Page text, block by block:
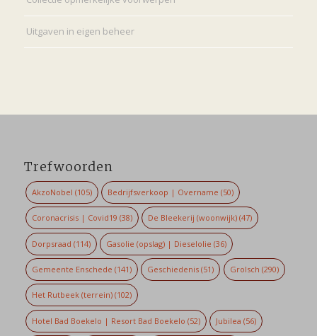
Uitgaven in eigen beheer
Trefwoorden
AkzoNobel (105) Bedrijfsverkoop | Overname (50)
Coronacrisis | Covid19 (38) De Bleekerij (woonwijk) (47)
Dorpsraad (114) Gasolie (opslag) | Dieselolie (36)
Gemeente Enschede (141) Geschiedenis (51) Grolsch (290)
Het Rutbeek (terrein)(102)
Hotel Bad Boekelo | Resort Bad Boekelo (52) Jubilea (56)